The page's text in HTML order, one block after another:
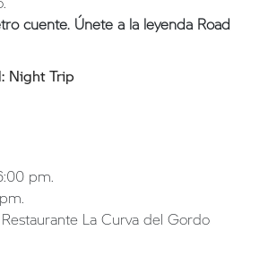
cuente. Únete a la leyenda Road
Night Trip
pm.
La Curva del Gordo